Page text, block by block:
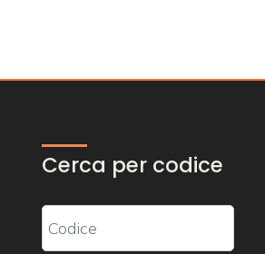
Cerca per codice